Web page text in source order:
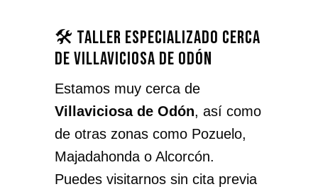
🛠️ Taller especializado cerca
de Villaviciosa de Odón
Estamos muy cerca de
Villaviciosa de Odón, así como
de otras zonas como Pozuelo,
Majadahonda o Alcorcón.
Puedes visitarnos sin cita previa